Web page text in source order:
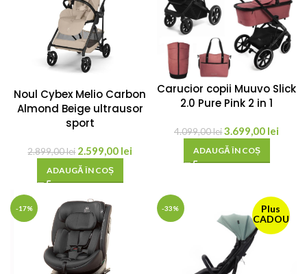
Noul Cybex Melio Carbon
Almond Beige ultrausor
sport
2.899,00lei 2.599,00 lei
ADAUGĂ ÎN COȘ
Carucior copii Muuvo Slick
2.0 Pure Pink 2 in 1
4.099,00lei3.699,00 lei
ADAUGĂ ÎN COȘ
-17%
Plus
CADOU
-33%